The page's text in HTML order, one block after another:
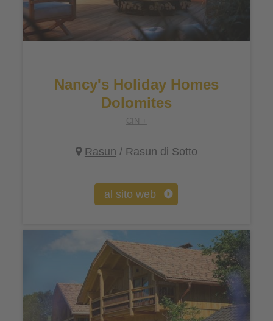
Nancy's Holiday Homes
Dolomites
CIN +
Rasun / Rasun di Sotto
al sito web